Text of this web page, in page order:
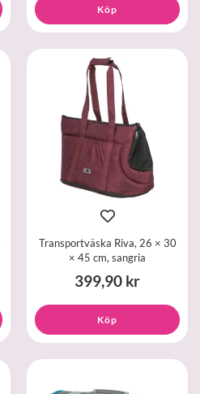
Köp
Transportväska Riva, 26 × 30
× 45 cm, sangria
399,90 kr
Köp